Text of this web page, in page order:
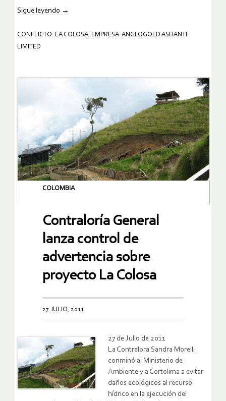
Sigue leyendo →
CONFLICTO: LA COLOSA, EMPRESA: ANGLOGOLD ASHANTI
LIMITED
COLOMBIA
Contraloría General
lanza control de
advertencia sobre
proyecto La Colosa
27 JULIO, 2011
27 de Julio de 2011
La Contralora Sandra Morelli
conminó al Ministerio de
Ambiente y a Cortolima a evitar
daños ecológicos al recurso
hídrico en la ejecución del